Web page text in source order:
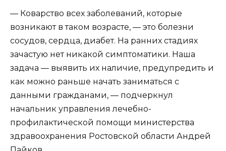
— Коварство всех заболеваний, которые
возникают в таком возрасте, — это болезни
сосудов, сердца, диабет. На ранних стадиях
зачастую нет никакой симптоматики. Наша
задача — выявить их наличие, предупредить и
как можно раньше начать заниматься с
данными гражданами, — подчеркнул
начальник управления лечебно-
профилактической помощи министерства
здравоохранения Ростовской области Андрей